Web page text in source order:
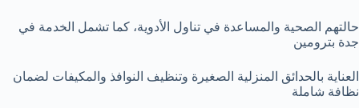
حالتهم الصحية والمساعدة في تناول الأدوية، كما تشمل الخدمة في
جدة بترومين
العناية بالحدائق المنزلية الصغيرة وتنظيف النوافذ والمكيفات لضمان
نظافة شاملة